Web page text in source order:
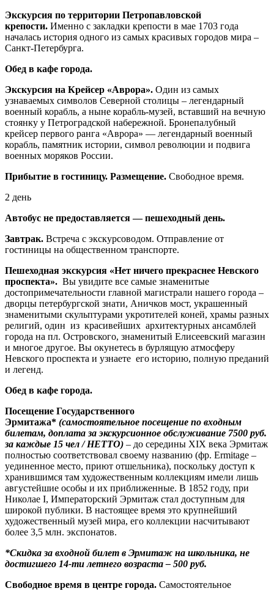
Экскурсия по территории Петропавловской
крепости. Именно с закладки крепости в мае 1703 года
началась история одного из самых красивых городов мира –
Санкт-Петербурга.
Обед в кафе города.
Экскурсия на Крейсер «Аврора». Один из самых
узнаваемых символов Северной столицы – легендарный
военный корабль, а ныне корабль-музей, вставший на вечную
стоянку у Петроградской набережной. Бронепалубный
крейсер первого ранга «Аврора» — легендарный военный
корабль, памятник истории, символ революции и подвига
военных моряков России.
Прибытие в гостиницу. Размещение. Свободное время.
2 день
Автобус не предоставляется — пешеходный день.
Завтрак. Встреча с экскурсоводом. Отправление от
гостиницы на общественном транспорте.
Пешеходная экскурсия «Нет ничего прекраснее Невского
проспекта». Вы увидите все самые знаменитые
достопримечательности главной магистрали нашего города –
дворцы петербургской знати, Аничков мост, украшенный
знаменитыми скульптурами укротителей коней, храмы разных
религий, один из красивейших архитектурных ансамблей
города на пл. Островского, знаменитый Елисеевский магазин
и многое другое. Вы окунетесь в бурлящую атмосферу
Невского проспекта и узнаете его историю, полную преданий
и легенд.
Обед в кафе города.
Посещение Государственного
Эрмитажа* (самостоятельное посещение по входным
билетам, доплата за экскурсионное обслуживание 7500 руб.
за каждые 15 чел / НЕТТО) – до середины XIX века Эрмитаж
полностью соответствовал своему названию (фр. Ermitage –
уединенное место, приют отшельника), поскольку доступ к
хранившимся там художественным коллекциям имели лишь
августейшие особы и их приближенные. В 1852 году, при
Николае I, Императорский Эрмитаж стал доступным для
широкой публики. В настоящее время это крупнейший
художественный музей мира, его коллекции насчитывают
более 3,5 млн. экспонатов.
*Скидка за входной билет в Эрмитаж на школьника, не
достигшего 14-ти летнего возраста – 500 руб.
Свободное время в центре города. Самостоятельное